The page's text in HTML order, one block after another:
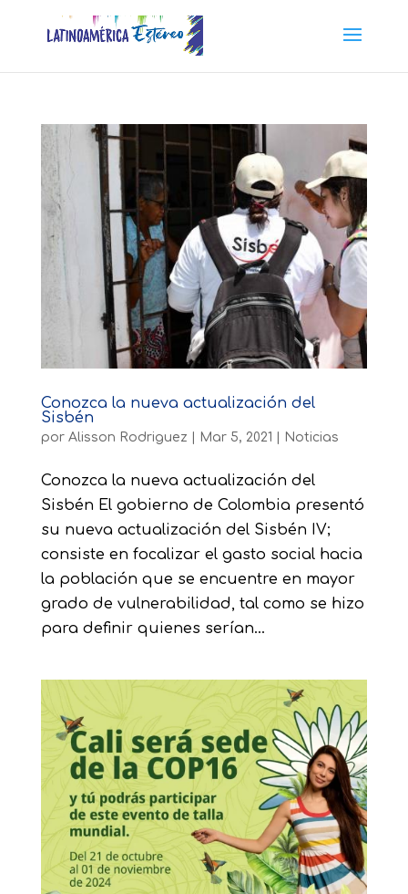
Conozca la nueva actualización del
Sisbén
por Alisson Rodriguez Mar 5, 2021 Noticias
Conozca la nueva actualización del
Sisbén El gobierno de Colombia presentó
su nueva actualización del Sisbén IV;
consiste en focalizar el gasto social hacia
la población que se encuentre en mayor
grado de vulnerabilidad, tal como se hizo
para definir quienes serían...